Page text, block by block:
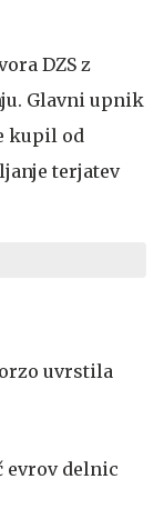
DZS z
Glavni upnik
kupil od
terjatev
uvrstila
evrov delnic